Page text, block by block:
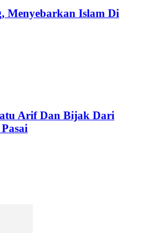
Menyebarkan Islam Di
Arif Dan Bijak Dari